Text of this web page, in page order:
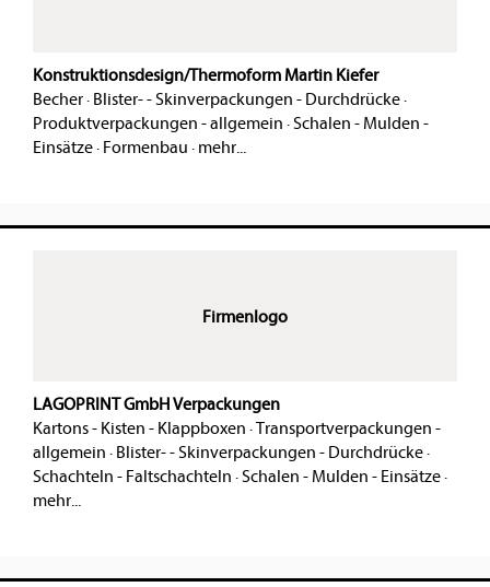
Konstruktionsdesign/Thermoform Martin Kiefer
Becher· Blister- - Skinverpackungen - Durchdrücke·
Produktverpackungen - allgemein ·Schalen - Mulden -
Einsätze· Formenbau · mehr...
Firmenlogo
LAGOPRINT GmbH Verpackungen
Kartons - Kisten - Klappboxen ·Transportverpackungen -
allgemein · Blister- - Skinverpackungen - Durchdrücke·
Schachteln - Faltschachteln ·Schalen - Mulden - Einsätze·
mehr...